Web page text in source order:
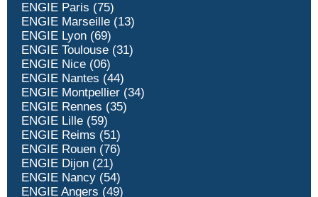
ENGIE Paris (75)
ENGIE Marseille (13)
ENGIE Lyon (69)
ENGIE Toulouse (31)
ENGIE Nice (06)
ENGIE Nantes (44)
ENGIE Montpellier (34)
ENGIE Rennes (35)
ENGIE Lille (59)
ENGIE Reims (51)
ENGIE Rouen (76)
ENGIE Dijon (21)
ENGIE Nancy (54)
ENGIE Angers (49)